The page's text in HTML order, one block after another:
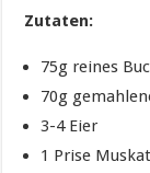
Zutaten:
75g reines
70g
3-4 Eier
1 Prise